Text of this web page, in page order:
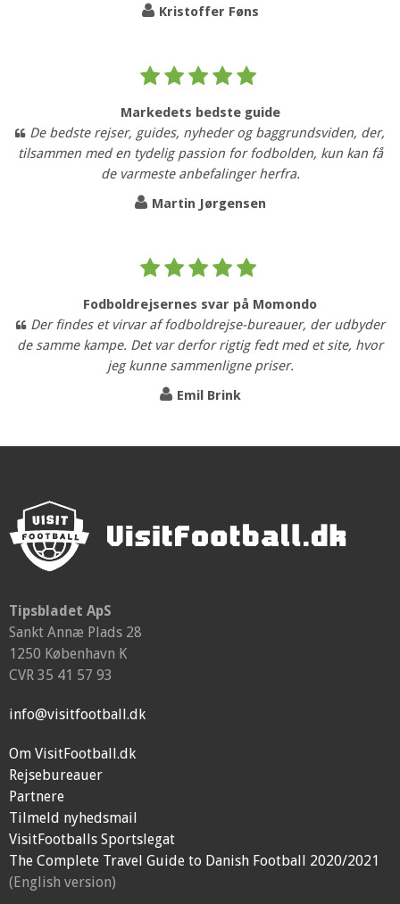
Kristoffer Føns
Markedets bedste guide
De bedste rejser, guides, nyheder og baggrundsviden, der,
tilsammen med en tydelig passion for fodbolden, kun kan få
de varmeste anbefalinger herfra.
Martin Jørgensen
Fodboldrejsernes svar på Momondo
Der findes et virvar af fodboldrejse-bureauer, der udbyder
de samme kampe. Det var derfor rigtig fedt med et site, hvor
jeg kunne sammenligne priser.
Emil Brink
Tipsbladet ApS
Sankt Annæ Plads 28
1250 København K
CVR 35 41 57 93
info@visitfootball.dk
Om VisitFootball.dk
Rejsebureauer
Partnere
Tilmeld nyhedsmail
VisitFootballs Sportslegat
The Complete Travel Guide to Danish Football 2020/2021
(English version)